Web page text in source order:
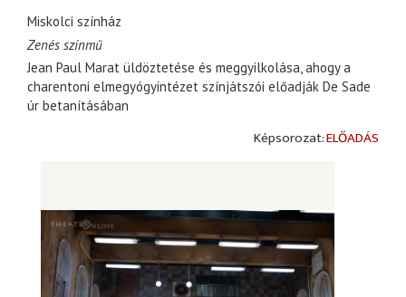
Miskolci színház
Zenés színmű
Jean Paul Marat üldöztetése és meggyilkolása, ahogy a
charentoni elmegyógyintézet színjátszói előadják De Sade
úr betanításában
ELŐADÁS